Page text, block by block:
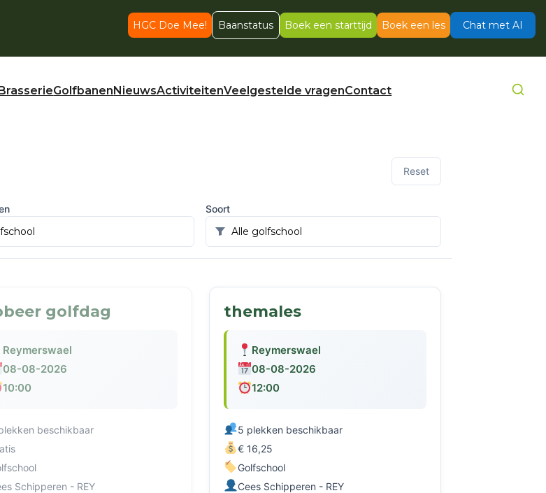
HGC Doe Mee! Baanstatus Boek een starttijd Boek een les Chat met AI
GolfbanenNieuwsActiviteitenVeelgestelde vragenContact
Reset
Soort
golfdag
Reymerswael
08-08-2026
10:00
beschikbaar
Schipperen - REY
themales
Reymerswael
08-08-2026
12:00
5 plekken beschikbaar
€ 16,25
Golfschool
Cees Schipperen - REY